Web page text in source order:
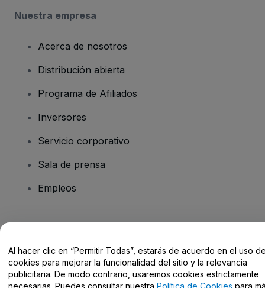
Nuestra empresa
Acerca de nosotros
Distribución abierta
Programa de Afiliados
Inversores
Servicio corporativo
Sala de prensa
Empleos
Centro de Ayuda / Contacto
Al hacer clic en “Permitir Todas”, estarás de acuerdo en el uso
cookies para mejorar la funcionalidad del sitio y la relevancia
publicitaria. De modo contrario, usaremos cookies estrictamente
necesarias. Puedes consultar nuestra Política de Cookies para